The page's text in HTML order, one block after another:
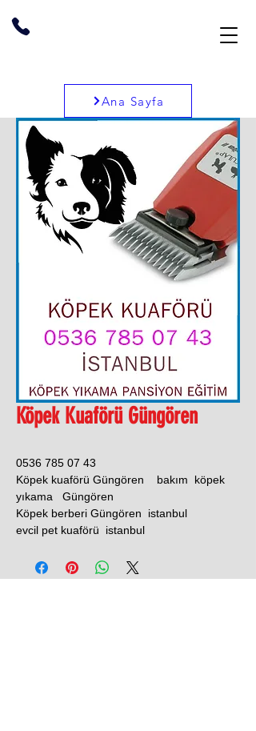
Ana Sayfa
Köpek Kuaförü Güngören
0536 785 07 43
Köpek kuaförü Güngören bakım köpek
yıkama Güngören
Köpek berberi Güngören istanbul
evcil pet kuaförü istanbul